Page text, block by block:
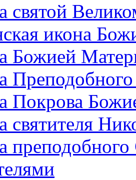
святой
икона
Божией
Покрова
святителя
преподобного